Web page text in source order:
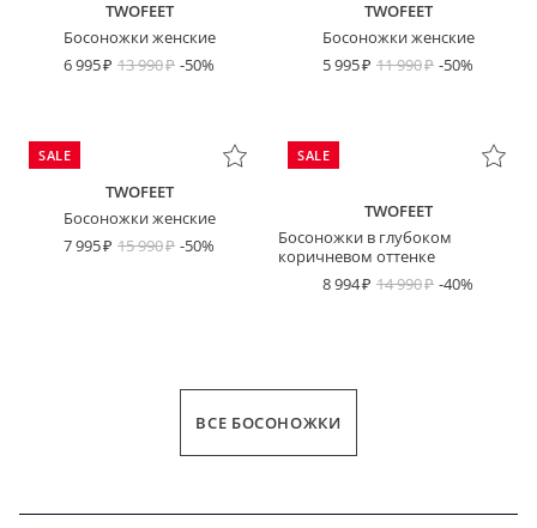
TWOFEET
Босоножки женские
6 995
13 990 -50%
TWOFEET
Босоножки женские
5 995
11 990 -50%
SALE
TWOFEET
Босоножки женские
7 995
15 990 -50%
SALE
TWOFEET
Босоножки в глубоком
коричневом оттенке
8 994
14 990 -40%
ВСЕ БОСОНОЖКИ